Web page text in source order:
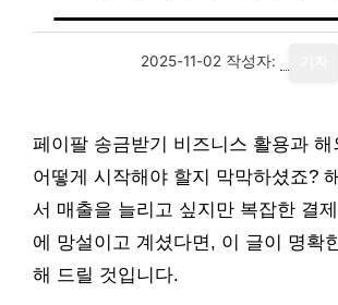
2025-11-02 작성자:
페이팔 송금받기 비즈니스 활용과 해
어떻게 시작해야 할지 막막하셨죠?
서 매출을 늘리고 싶지만 복잡한 결
에 망설이고 계셨다면, 이 글이 명확
해 드릴 것입니다.